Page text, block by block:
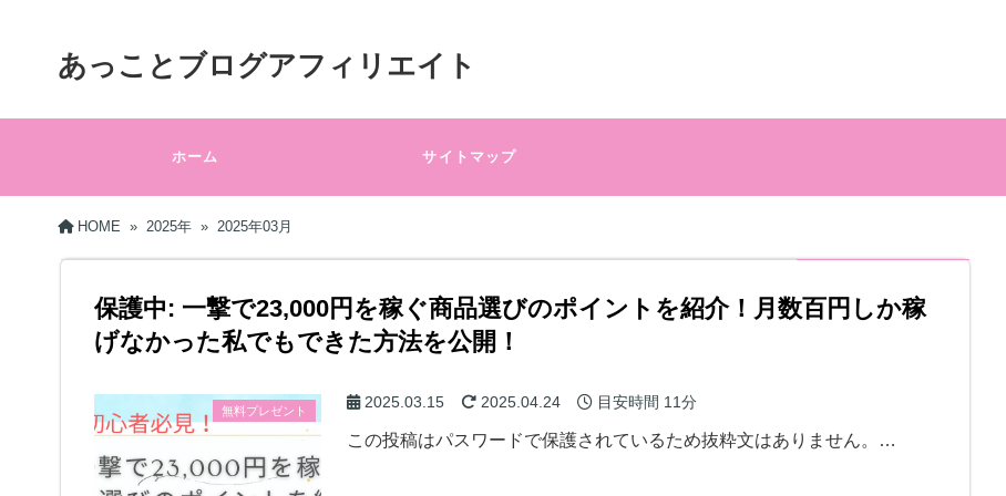
あっことブログアフィリエイト
ホーム サイトマップ
HOME » 2025年 » 2025年03月
保護中: 一撃で23,000円を稼ぐ商品選びのポイントを紹介！月数百円しか稼
げなかった私でもできた方法を公開！
無料プレゼント 2025.03.15 2025.04.24 目安時間 11分
この投稿はパスワードで保護されているため抜粋文はありません。…